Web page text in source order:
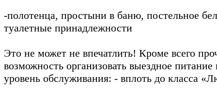
-полотенца, простыни в баню, постельное
туалетные принадлежности
Это не может не впечатлить! Кроме всего
возможность организовать выездное
уровень обслуживания: - вплоть до класса